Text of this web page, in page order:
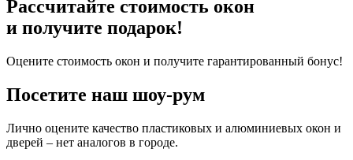
Рассчитайте стоимость окон
и получите подарок!
Оцените стоимость окон и получите гарантированный бонус!
Посетите наш шоу-рум
Лично оцените качество пластиковых и алюминиевых окон и
дверей – нет аналогов в городе.